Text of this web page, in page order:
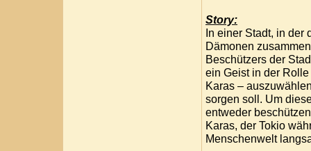
Story:
In einer Stadt, in der
Dämonen
Beschützers der
ein Geist in der
Karas –
sorgen soll. Um
entweder
Karas, der Tokio
Menschenwelt